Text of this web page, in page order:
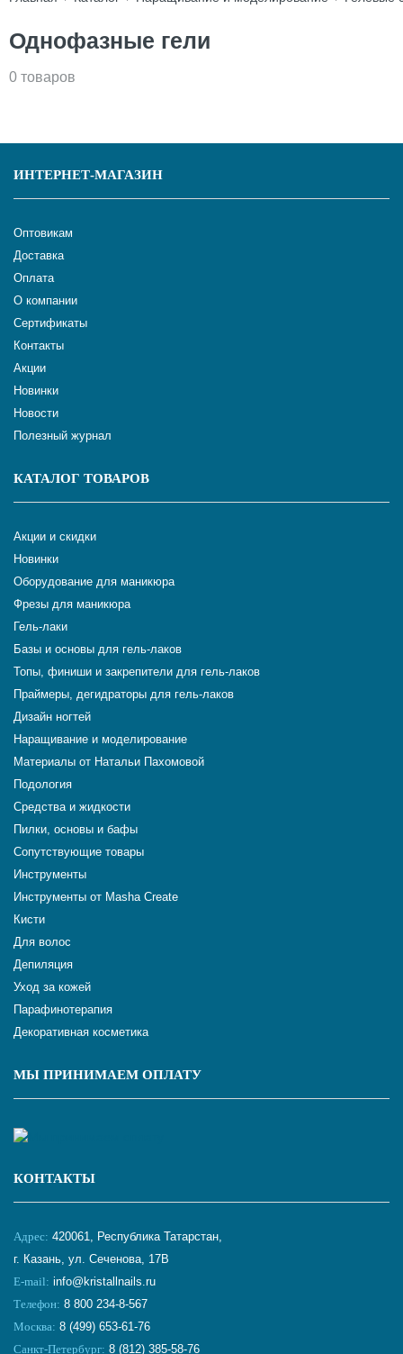
Однофазные гели
0 товаров
ИНТЕРНЕТ-МАГАЗИН
Оптовикам
Доставка
Оплата
О компании
Сертификаты
Контакты
Акции
Новинки
Новости
Полезный журнал
КАТАЛОГ ТОВАРОВ
Акции и скидки
Новинки
Оборудование для маникюра
Фрезы для маникюра
Гель-лаки
Базы и основы для гель-лаков
Топы, финиши и закрепители для гель-лаков
Праймеры, дегидраторы для гель-лаков
Дизайн ногтей
Наращивание и моделирование
Материалы от Натальи Пахомовой
Подология
Средства и жидкости
Пилки, основы и бафы
Сопутствующие товары
Инструменты
Инструменты от Masha Create
Кисти
Для волос
Депиляция
Уход за кожей
Парафинотерапия
Декоративная косметика
МЫ ПРИНИМАЕМ ОПЛАТУ
КОНТАКТЫ
Адрес: 420061, Республика Татарстан,
г. Казань, ул. Сеченова, 17В
E-mail: info@kristallnails.ru
Телефон: 8 800 234-8-567
Москва: 8 (499) 653-61-76
Санкт-Петербург: 8 (812) 385-58-76